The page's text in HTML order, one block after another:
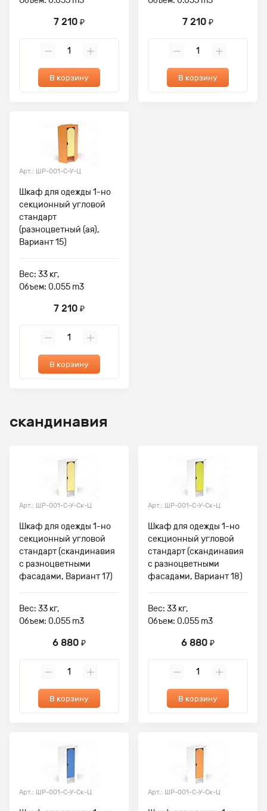
7 210 ₽
В корзину
7 210 ₽
В корзину
Арт.: ШР-001-С-У-Ц
Шкаф для одежды 1-но
секционный угловой
стандарт
(разноцветный (ая),
Вариант 15)
Вес: 33 кг,
Объем: 0.055 m3
7 210 ₽
В корзину
скандинавия
Арт.: ШР-001-С-У-Ск-Ц
Шкаф для одежды 1-но
секционный угловой
стандарт (скандинавия
с разноцветными
фасадами, Вариант 17)
Вес: 33 кг,
Объем: 0.055 m3
6 880 ₽
В корзину
Арт.: ШР-001-С-У-Ск-Ц
Шкаф для одежды 1-но
секционный угловой
стандарт (скандинавия
с разноцветными
фасадами, Вариант 18)
Вес: 33 кг,
Объем: 0.055 m3
6 880 ₽
В корзину
Арт.: ШР-001-С-У-Ск-Ц Арт.: ШР-001-С-У-Ск-Ц